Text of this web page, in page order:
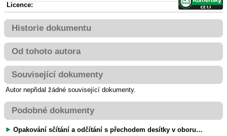
Licence:
Historie dokumentu
Od tohoto autora
Související dokumenty
Autor nepřidal žádné související dokumenty.
Podobné dokumenty
Opakování sčítání a odčítání s přechodem desítky v oboru čísel do 20